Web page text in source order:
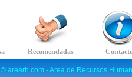
© arearh.com - Area de Recursos